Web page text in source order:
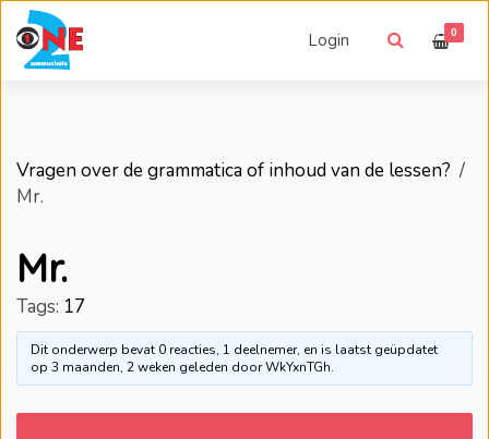
Login 0
Vragen over de grammatica of inhoud van de lessen?
Mr.
Mr.
Tags: 17
Dit onderwerp bevat 0 reacties, 1 deelnemer, en is laatst geüpdatet
op3 maanden, 2 weken geleden doorWkYxnTGh.